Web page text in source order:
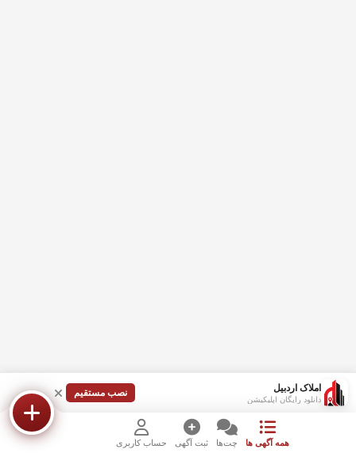
املاک اردبیل
دانلود رایگان اپلیکیشن
نصب مستقیم
همه آگهی ها چت‌ها ثبت آگهی حساب کاربری